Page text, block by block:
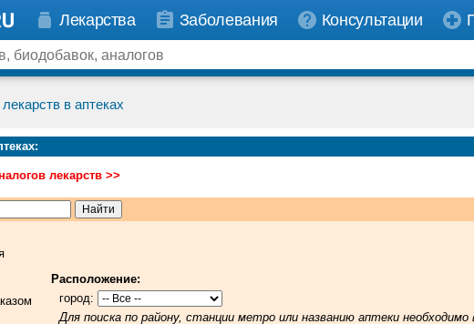
Лекарства Заболевания Консультации
в аптеках
:
лекарств >>
Расположение:
город:
Для поиска по району, станции метро или названию аптеки